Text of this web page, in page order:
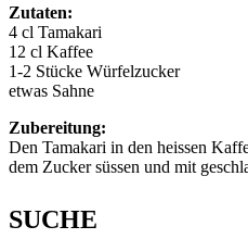
Zutaten:
4 cl Tamakari
12 cl Kaffee
1-2 Stücke Würfelzucker
etwas Sahne
Zubereitung:
Den Tamakari in den heissen
dem Zucker süssen und mit
SUCHE